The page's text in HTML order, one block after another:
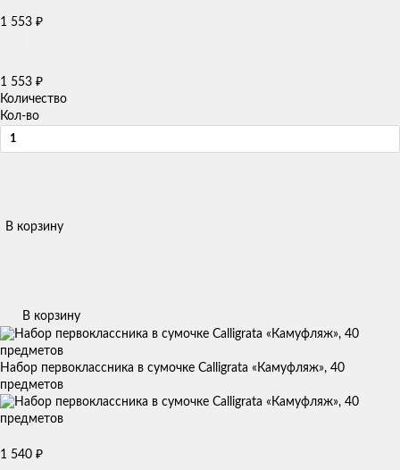
1 553 ₽
1 553 ₽
Количество
Кол-во
В корзину
В корзину
Набор первоклассника в сумочке Calligrata «Камуфляж», 40
предметов
1 540 ₽